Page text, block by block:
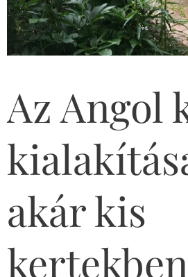
Az Angol
akár kis